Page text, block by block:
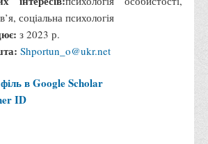
за договорами
про порядок розрахунків за договорами про
освітніх та інших послуг
здобувача вищої освіти
соціальна психологія
з 2023 р.
Shportun_o@ukr.net
в Google Scholar
ID